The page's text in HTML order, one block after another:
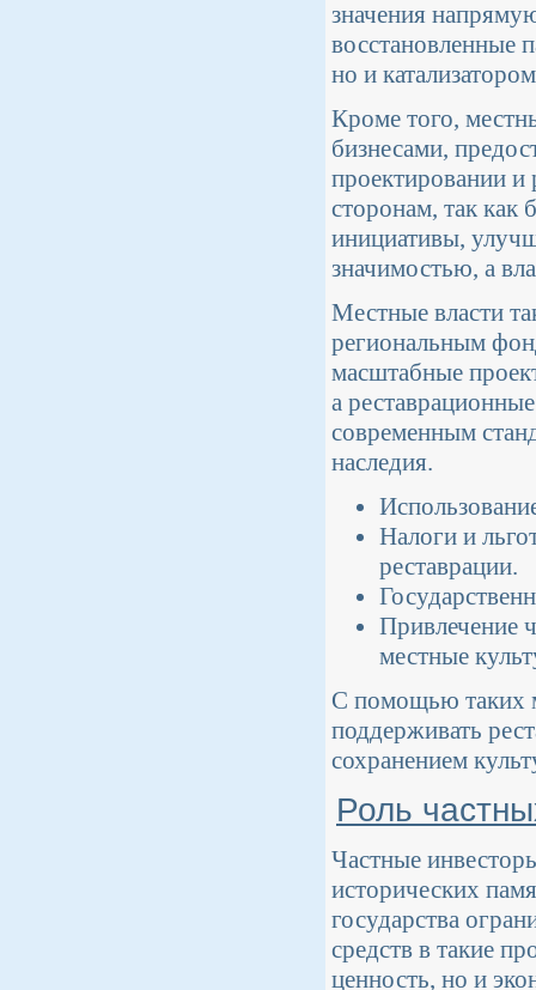
значения
восстановленные
но и
Кроме того,
бизнесами,
проектировании и
сторонам, так как
инициативы,
значимостью, а
Местные власти
региональным
масштабные
а
современным
наследия.
Налоги и
реставрации.
Привлечение
местные
С помощью таких
поддерживать
сохранением
Роль
Частные
исторических
государства
средств в такие
ценность, но и